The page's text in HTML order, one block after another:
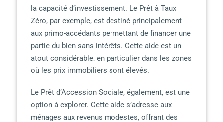
la capacité d’investissement. Le Prêt à Taux
Zéro, par exemple, est destiné principalement
aux primo-accédants permettant de financer une
partie du bien sans intérêts. Cette aide est un
atout considérable, en particulier dans les zones
où les prix immobiliers sont élevés.
Le Prêt d’Accession Sociale, également, est une
option à explorer. Cette aide s’adresse aux
ménages aux revenus modestes, offrant des